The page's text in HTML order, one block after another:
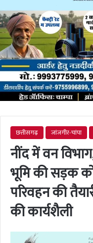
छत्तीसगढ़ जांजगीर-चांपा
नींद में वन
भूमि की सड़क
परिवहन की
की कार्यशैली